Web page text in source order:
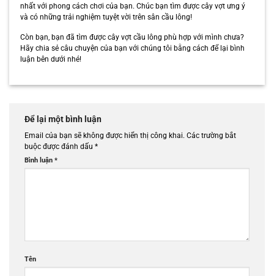
nhất với phong cách chơi của bạn. Chúc bạn tìm được cây vợt ưng ý
và có những trải nghiệm tuyệt vời trên sân cầu lông!
Còn bạn, bạn đã tìm được cây vợt cầu lông phù hợp với mình chưa?
Hãy chia sẻ câu chuyện của bạn với chúng tôi bằng cách để lại bình
luận bên dưới nhé!
Để lại một bình luận
Email của bạn sẽ không được hiển thị công khai. Các trường bắt
buộc được đánh dấu *
Bình luận *
Tên